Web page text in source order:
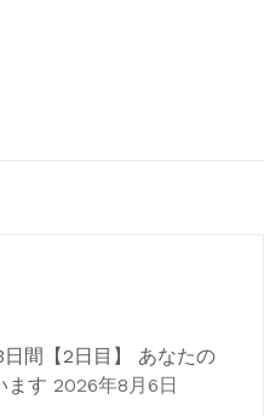
間【2日目】 あなたの
ます 2026年8月6日